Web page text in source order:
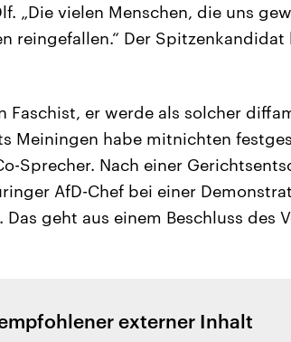
„Die vielen Menschen, die uns
reingefallen.“ Der
Faschist, er werde als solcher
Meiningen habe mitnichten
Sprecher. Nach einer
AfD-Chef bei einer
Das geht aus einem Beschluss des
externer Inhalt